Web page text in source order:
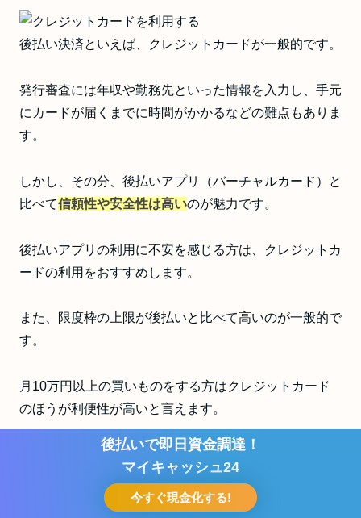
後払い決済といえば、クレジットカードが一般的です。
発行審査には年収や勤務先といった情報を入力し、手元
にカードが届くまでに時間がかかるなどの難点もありま
す。
しかし、その分、後払いアプリ（バーチャルカード）と
比べて信頼性や安全性は高いのが魅力です。
後払いアプリの利用に不安を感じる方は、クレジットカ
ードの利用をおすすめします。
また、限度枠の上限が後払いと比べて高いのが一般的で
す。
月10万円以上の買いものをする方はクレジットカード
のほうが利便性が高いと言えます。
合わせて読みたい
クレジットカード現金化おすすめ優良店！老舗や
後払いで即日資金調達！
マイキャッシュ24
今すぐ現金化する!